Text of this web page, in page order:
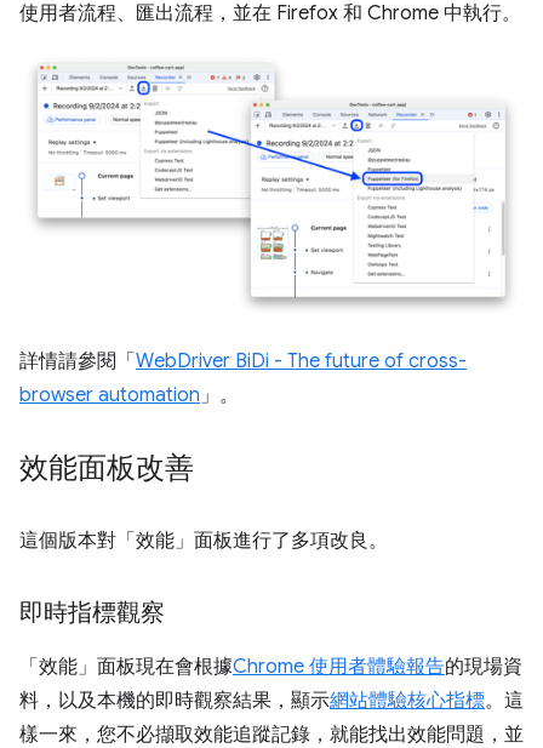
使用者流程、匯出流程，並在 Firefox 和 Chrome 中執行。
詳情請參閱「 WebDriver BiDi - The future of cross-
browser automation」。
效能面板改善
這個版本對「效能」 面板進行了多項改良。
即時指標觀察
「效能」 面板現在會根據Chrome 使用者體驗報告的現場資
料，以及本機的即時觀察結果，顯示網站體驗核心指標。這
樣一來，您不必擷取效能追蹤記錄，就能找出效能問題，並